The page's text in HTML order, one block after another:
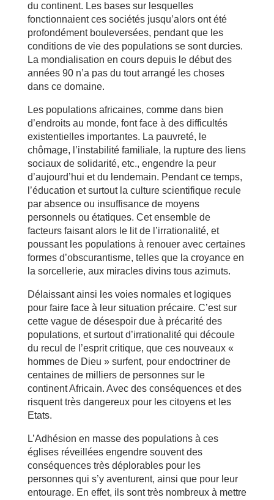
du continent. Les bases sur lesquelles
fonctionnaient ces sociétés jusqu’alors ont été
profondément bouleversées, pendant que les
conditions de vie des populations se sont durcies.
La mondialisation en cours depuis le début des
années 90 n’a pas du tout arrangé les choses
dans ce domaine.
Les populations africaines, comme dans bien
d’endroits au monde, font face à des difficultés
existentielles importantes. La pauvreté, le
chômage, l’instabilité familiale, la rupture des liens
sociaux de solidarité, etc., engendre la peur
d’aujourd’hui et du lendemain. Pendant ce temps,
l’éducation et surtout la culture scientifique recule
par absence ou insuffisance de moyens
personnels ou étatiques. Cet ensemble de
facteurs faisant alors le lit de l’irrationalité, et
poussant les populations à renouer avec certaines
formes d’obscurantisme, telles que la croyance en
la sorcellerie, aux miracles divins tous azimuts.
Délaissant ainsi les voies normales et logiques
pour faire face à leur situation précaire. C’est sur
cette vague de désespoir due à précarité des
populations, et surtout d’irrationalité qui découle
du recul de l’esprit critique, que ces nouveaux «
hommes de Dieu » surfent, pour endoctriner de
centaines de milliers de personnes sur le
continent Africain. Avec des conséquences et des
risquent très dangereux pour les citoyens et les
Etats.
L’Adhésion en masse des populations à ces
églises réveillées engendre souvent des
conséquences très déplorables pour les
personnes qui s’y aventurent, ainsi que pour leur
entourage. En effet, ils sont très nombreux à mettre